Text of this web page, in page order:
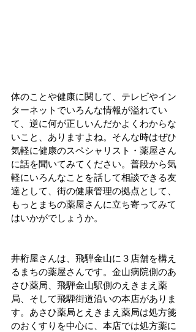
体のことや健康に関して、テレビやイン
ターネットでいろんな情報が溢れてい
て、逆に何が正しいんだかよくわからな
いこと、ありますよね。そんな時はぜひ
気軽に健康のスペシャリスト・薬屋さん
に話を聞いてみてください。普段から気
軽にいろんなことを話して相談できる友
達として、街の健康管理の拠点として、
もっとまちの薬屋さんに立ち寄ってみて
はいかがでしょうか。
井桁屋さんは、飛騨金山に３店舗を構え
るまちの薬屋さんです。金山病院側のあ
さひ薬局、飛騨金山駅側のえきまえ薬
局、そして飛騨街道沿いの本店がありま
す。あさひ薬局とえきまえ薬局は処方箋
のおくすりを中心に、本店では処方薬に